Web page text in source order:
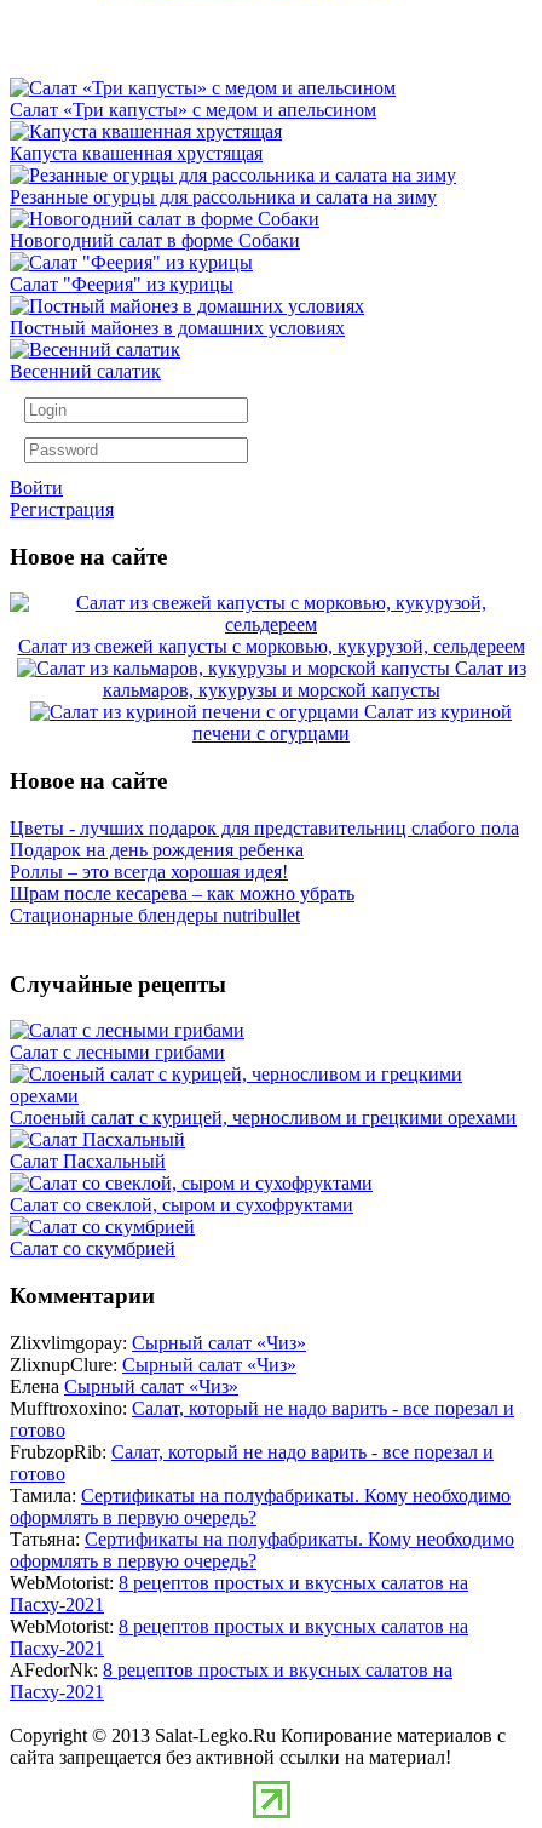
Салат «Три капусты» с медом и апельсином
Капуста квашенная хрустящая
Резанные огурцы для рассольника и салата на зиму
Новогодний салат в форме Собаки
Салат "Феерия" из курицы
Постный майонез в домашних условиях
Весенний салатик
Войти
Регистрация
Новое на сайте
Салат из свежей капусты с морковью, кукурузой, сельдереем
Салат из
кальмаров, кукурузы и морской капусты
Салат из куриной
печени с огурцами
Новое на сайте
Цветы - лучших подарок для представительниц слабого пола
Подарок на день рождения ребенка
Роллы – это всегда хорошая идея!
Шрам после кесарева – как можно убрать
Стационарные блендеры nutribullet
Случайные рецепты
Салат с лесными грибами
Слоеный салат с курицей, черносливом и грецкими орехами
Салат Пасхальный
Салат со свеклой, сыром и сухофруктами
Салат со скумбрией
Комментарии
Zlixvlimgopay: Сырный салат «Чиз»
ZlixnupClure: Сырный салат «Чиз»
Елена Сырный салат «Чиз»
Mufftroxoxino: Салат, который не надо варить - все порезал и
готово
FrubzopRib: Салат, который не надо варить - все порезал и
готово
Тамила: Сертификаты на полуфабрикаты. Кому необходимо
оформлять в первую очередь?
Татьяна: Сертификаты на полуфабрикаты. Кому необходимо
оформлять в первую очередь?
WebMotorist: 8 рецептов простых и вкусных салатов на
Пасху-2021
WebMotorist: 8 рецептов простых и вкусных салатов на
Пасху-2021
AFedorNk: 8 рецептов простых и вкусных салатов на
Пасху-2021
Copyright © 2013 Salat-Legko.Ru Копирование материалов с
сайта запрещается без активной ссылки на материал!